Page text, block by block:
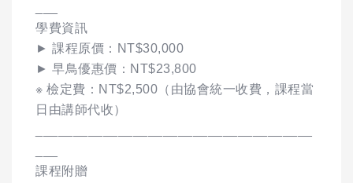
學費資訊
► 課程原價：NT$30,000
► 早鳥優惠價：NT$23,800
※ 檢定費：NT$2,500（由協會統一收費，課程當
日由講師代收）
課程附贈